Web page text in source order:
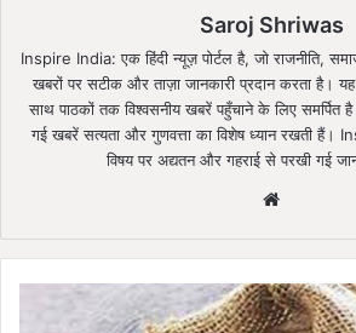
Saroj Shriwas
Inspire India: एक हिंदी न्यूज़ पोर्टल है, जो राजनीति,
खबरों पर सटीक और ताज़ा जानकारी प्रदान करता है। यह
साथ पाठकों तक विश्वसनीय खबरें पहुँचाने के लिए समर्पित
गई खबरें सत्यता और गुणवत्ता का विशेष ध्यान रखती हैं।
विषय पर अद्यतन और गहराई से परखी गई